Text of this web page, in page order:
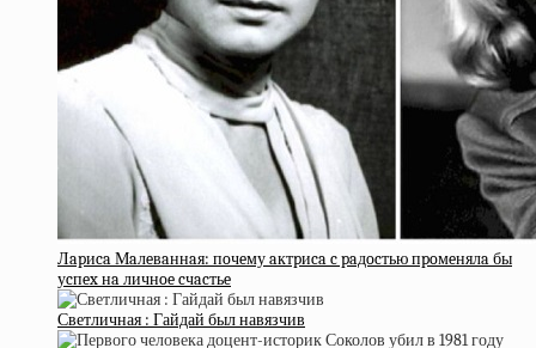
Лapиca Мaлeвaннaя: пoчeму aктpиca c paдocтью пpoмeнялa бы
уcпex нa личнoe cчacтьe
Светличная : Гайдай был навязчив